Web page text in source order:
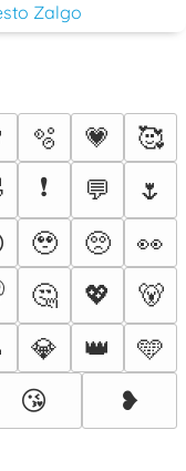
Zalgo
🫧 💗
🥰
❗ 💬
🌷
🥹 🥺
👀
🤔 💖
🐻
💎 👑
🩵
😘 ❥